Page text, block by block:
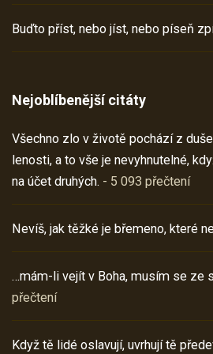
Buďto příst, nebo jíst, nebo píseň
Nejoblíbenější citáty
Všechno zlo v životě pochází z
lenosti, a to vše je nevyhnutelné,
na účet druhých. - 5 093 přečtení
Nevíš, jak těžké je břemeno, které
…mám-li vejít v Boha, musím se ze
přečtení
Když tě lidé oslavují, uvrhují tě